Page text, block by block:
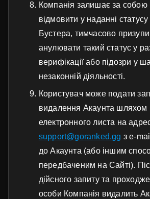
Компанія залишає за собою
відмовити у наданні
Бустера, тимчасово
анулювати такий статус у
верифікації або підозри у
незаконній діяльності.
Користувач може подати
видалення Акаунта шляхом
електронного листа на
support@goranked.gg з e-
до Акаунта (або іншим
передбаченим на Сайті).
дійсного запиту та
особи Компанія видалить